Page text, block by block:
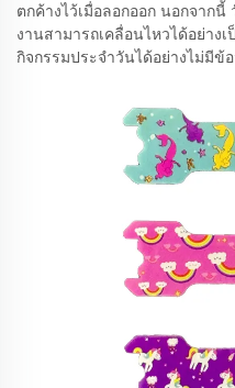
ตกค้างไว้เมื่อลอกออก นอกจาก
งานสามารถเคลื่อนไหวได้อย่าง
กิจกรรมประจำวันได้อย่างไม่มีข้